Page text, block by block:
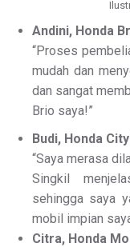
Andini, Honda
“Proses
mudah dan
dan sangat
Brio saya!”
Budi, Honda
“Saya merasa
Singkil
sehingga saya
mobil impian
Citra, Honda